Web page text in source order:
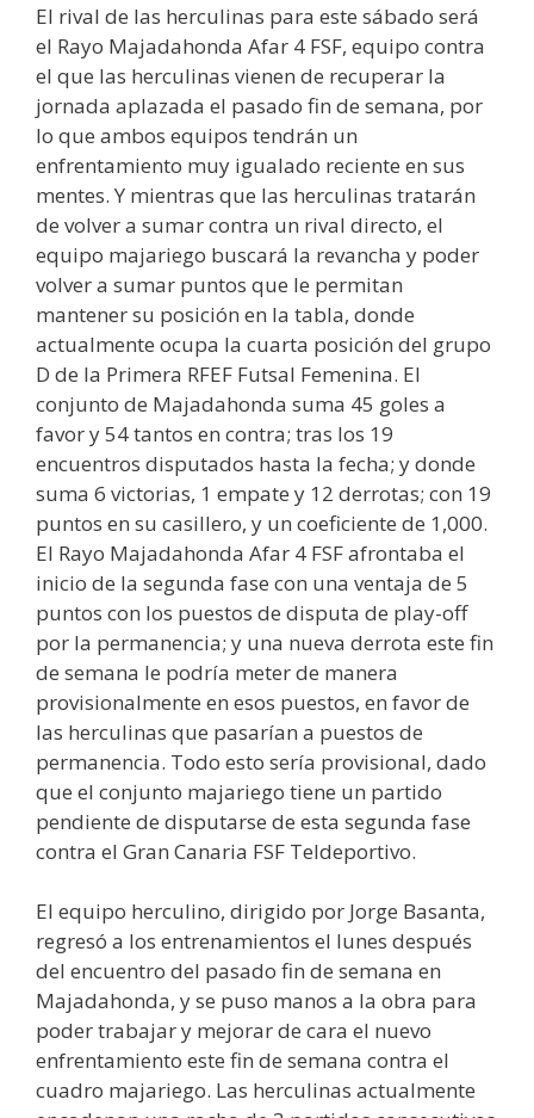
El rival de las herculinas para este sábado será
el Rayo Majadahonda Afar 4 FSF, equipo contra
el que las herculinas vienen de recuperar la
jornada aplazada el pasado fin de semana, por
lo que ambos equipos tendrán un
enfrentamiento muy igualado reciente en sus
mentes. Y mientras que las herculinas tratarán
de volver a sumar contra un rival directo, el
equipo majariego buscará la revancha y poder
volver a sumar puntos que le permitan
mantener su posición en la tabla, donde
actualmente ocupa la cuarta posición del grupo
D de la Primera RFEF Futsal Femenina. El
conjunto de Majadahonda suma 45 goles a
favor y 54 tantos en contra; tras los 19
encuentros disputados hasta la fecha; y donde
suma 6 victorias, 1 empate y 12 derrotas; con 19
puntos en su casillero, y un coeficiente de 1,000.
El Rayo Majadahonda Afar 4 FSF afrontaba el
inicio de la segunda fase con una ventaja de 5
puntos con los puestos de disputa de play-off
por la permanencia; y una nueva derrota este fin
de semana le podría meter de manera
provisionalmente en esos puestos, en favor de
las herculinas que pasarían a puestos de
permanencia. Todo esto sería provisional, dado
que el conjunto majariego tiene un partido
pendiente de disputarse de esta segunda fase
contra el Gran Canaria FSF Teldeportivo.
El equipo herculino, dirigido por Jorge Basanta,
regresó a los entrenamientos el lunes después
del encuentro del pasado fin de semana en
Majadahonda, y se puso manos a la obra para
poder trabajar y mejorar de cara el nuevo
enfrentamiento este fin de semana contra el
cuadro majariego. Las herculinas actualmente